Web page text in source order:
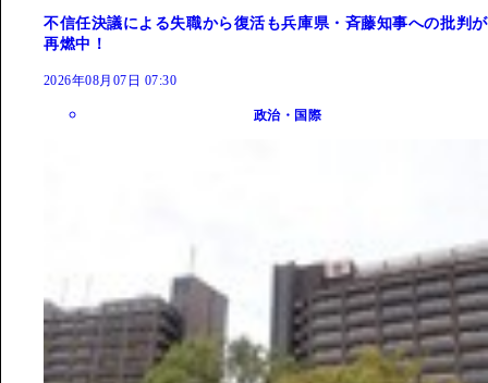
不信任決議による失職から復活も兵庫県・斉藤知事への批判が
再燃中！
2026年08月07日 07:30
政治・国際